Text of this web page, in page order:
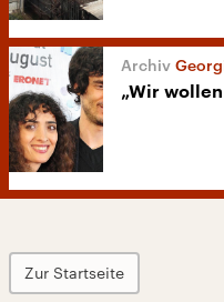
„Wir
Zur Startseite